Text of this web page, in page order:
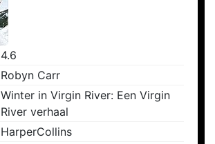
4.6
Robyn Carr
Winter in Virgin River: Een Virgin
River verhaal
HarperCollins